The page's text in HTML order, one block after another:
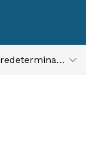
Orden predeterminado